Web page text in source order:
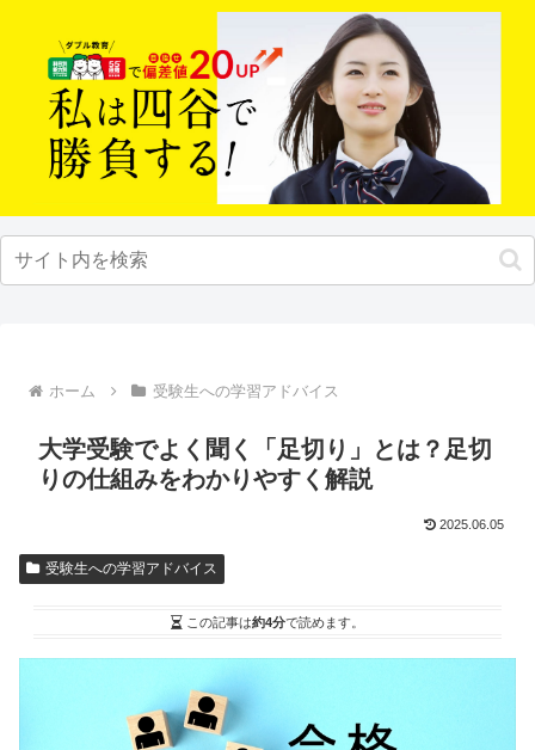
ホーム 受験生への学習アドバイス
大学受験でよく聞く「足切り」とは？足切
りの仕組みをわかりやすく解説
2025.06.05
受験生への学習アドバイス
この記事は約4分で読めます。